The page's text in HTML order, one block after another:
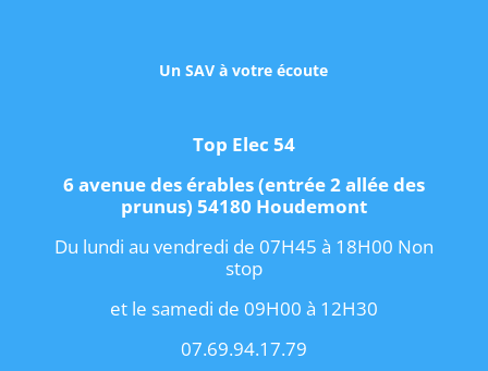
Un SAV à votre écoute
Top Elec 54
6 avenue des érables (entrée 2 allée des
prunus) 54180 Houdemont
Du lundi au vendredi de 07H45 à 18H00 Non
stop
et le samedi de 09H00 à 12H30
07.69.94.17.79